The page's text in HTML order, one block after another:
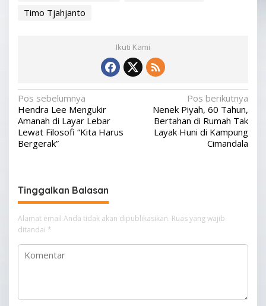
Timo Tjahjanto
Ikuti Kami
N
a
v
i
a
s
i
p
o
Pos sebelumnya
Hendra Lee Mengukir
Amanah di Layar Lebar
Lewat Filosofi “Kita Harus
Bergerak”
Pos berikutnya
Nenek Piyah, 60 Tahun,
Bertahan di Rumah Tak
Layak Huni di Kampung
Cimandala
Tinggalkan Balasan
Alamat email Anda tidak akan dipublikasikan. Ruas yang wajib
ditandai *